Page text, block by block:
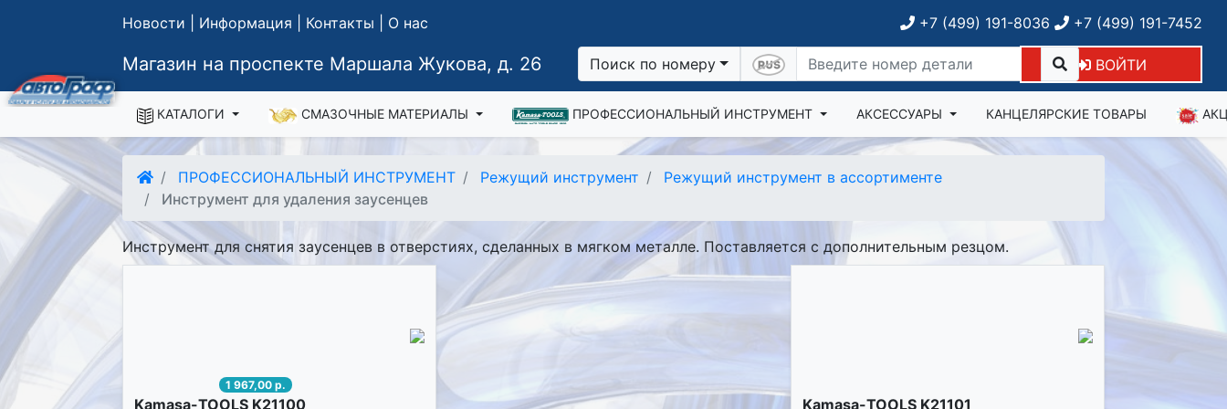
Новости Информация Контакты О нас +7 (499) 191-8036 +7 (499) 191-7452
Магазин на проспекте Маршала Жукова, д. 26 Поиск по номеру ВОЙТИ
КАТАЛОГИ СМАЗОЧНЫЕ МАТЕРИАЛЫ ПРОФЕССИОНАЛЬНЫЙ ИНСТРУМЕНТ АКСЕССУАРЫ КАНЦЕЛЯРСКИЕ ТОВАРЫ
ПРОФЕССИОНАЛЬНЫЙ ИНСТРУМЕНТ Режущий инструмент
Режущий инструмент в ассортименте
Инструмент для удаления заусенцев
Инструмент для снятия заусенцев в отверстиях, сделанных в мягком металле. Поставляется с дополнительным резцом.
1 967,00 р.
Kamasa-TOOLS K21100 Kamasa-TOOLS K21101